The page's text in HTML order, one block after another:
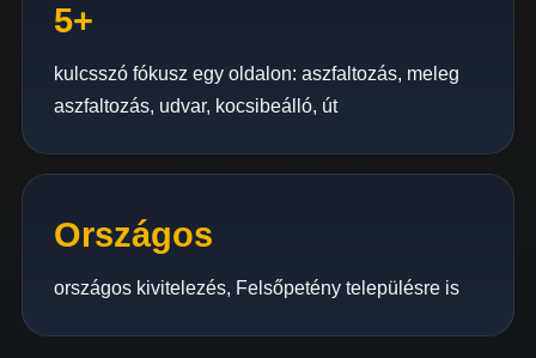
5+
kulcsszó fókusz egy oldalon: aszfaltozás, meleg
aszfaltozás, udvar, kocsibeálló, út
Országos
országos kivitelezés, Felsőpetény településre is